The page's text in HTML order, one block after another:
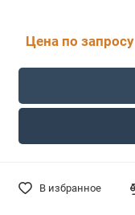
Цена по запросу
В избранное